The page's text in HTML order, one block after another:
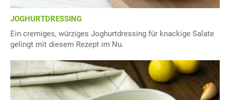
JOGHURTDRESSING
Ein cremiges, würziges Joghurtdressing für knackige Salate
gelingt mit diesem Rezept im Nu.